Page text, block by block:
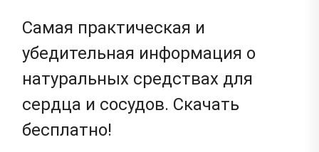
Самая практическая и
убедительная информация о
натуральных средствах для
сердца и сосудов. Скачать
бесплатно!